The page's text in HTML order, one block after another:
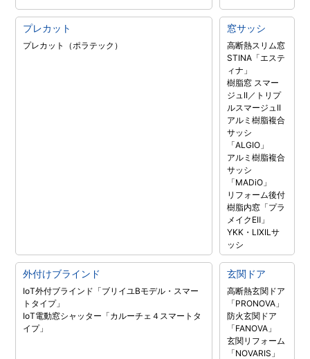
プレカット
プレカット（ポラテック）
窓サッシ
高断熱スリム窓
STINA「エステ
ィナ」
樹脂窓 スマー
ジュII／トリプ
ルスマージュII
アルミ樹脂複合
サッシ
「ALGIO」
アルミ樹脂複合
サッシ
「MADiO」
リフォーム後付
樹脂内窓「プラ
メイクEⅡ」
YKK・LIXILサ
ッシ
外付けブラインド
IoT外付ブラインド「ブリイユBモデル・スマー
トタイプ」
IoT電動窓シャッター「カルーチェ４スマートタ
イプ」
玄関ドア
高断熱玄関ドア
「PRONOVA」
防火玄関ドア
「FANOVA」
玄関リフォーム
「NOVARIS」